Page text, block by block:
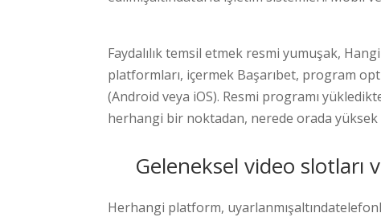
Faydalılık temsil etmek resmi yumuşak,
platformları, içermek Başarıbet, program
(Android veya iOS). Resmi programı
herhangi bir noktadan, nerede orada yüksek
Geleneksel video
Herhangi platform,